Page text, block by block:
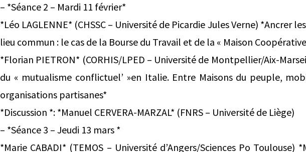
– *Séance 2 – Mardi 11 février*
*Léo LAGLENNE* (CHSSC – Université de Picardie Jules Verne) *Ancrer
lieu commun : le cas de la Bourse du Travail et de la « Maison Coopérative
*Florian PIETRON* (CORHIS/LPED – Université de Montpellier/Aix-
du « mutualisme conflictuel’ »en Italie. Entre Maisons du peuple,
organisations partisanes*
*Discussion *: *Manuel CERVERA-MARZAL* (FNRS – Université de Liège)
– *Séance 3 – Jeudi 13 mars *
*Marie CABADI* (TEMOS – Université d’Angers/Sciences Po Toulouse)